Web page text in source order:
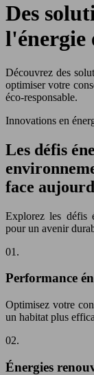
Des
l'énergie
Découvrez des
optimiser votre
éco-responsable.
Innovations en
Les défis
face
Explorez les défis
pour un avenir
01.
Performance
Optimisez votre
un habitat plus
02.
Énergies